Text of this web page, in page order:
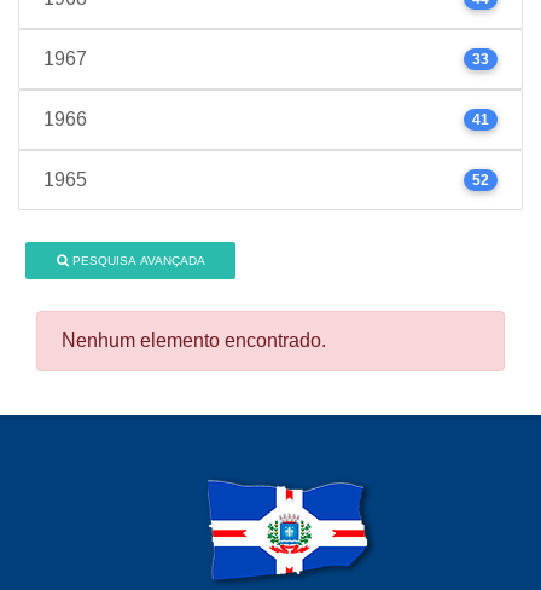
1967 33
1966 41
1965 52
PESQUISA AVANÇADA
Nenhum elemento encontrado.